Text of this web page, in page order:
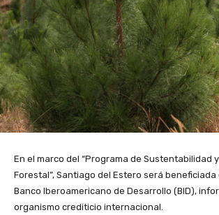
En el marco del “Programa de Sustentabilidad
Forestal”, Santiago del Estero será
Banco Iberoamericano de Desarrollo (BID),
organismo crediticio internacional.